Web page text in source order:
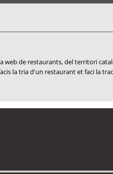
web de restaurants, del territori
la tria d'un restaurant et faci la